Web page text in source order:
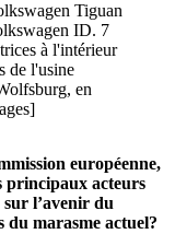
Tiguan
ID. 7
à l'intérieur
de l'usine
en
européenne,
principaux acteurs
sur l’avenir du
du marasme actuel?